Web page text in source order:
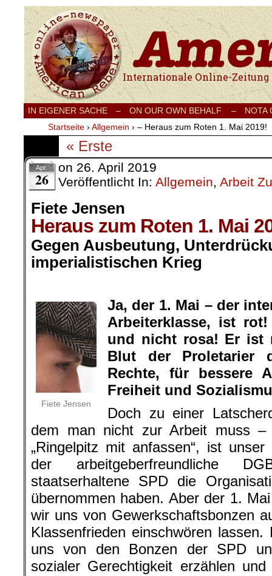
Internationale Onlinezeitung für Frieden,
IN EIGENER SACHE – ON OUR OWN BEHALF –
NOTA
Startseite › Allgemein › – Heraus zum Roten 1. Mai 2019!
« Erste
Apr.
26
on 26. April 2019
Veröffentlicht In: Allgemein, Arbeit
Fiete Jensen
Heraus zum Roten 1. Mai
Gegen Ausbeutung,
imperialistischen Krieg
Fiete Jensen
Ja, der 1. Mai – der
Arbeiterklasse, ist
und nicht rosa! Er ist
Blut der Proletarier
Rechte, für bessere
Freiheit und
Doch zu einer
dem man nicht zur Arbeit muss –
„Ringelpitz mit anfassen“, ist
der arbeitgeberfreundliche
staatserhaltene SPD die
übernommen haben. Aber der 1.
wir uns von Gewerkschaftsbonzen
Klassenfrieden einschwören
uns von den Bonzen der SPD
sozialer Gerechtigkeit erzählen